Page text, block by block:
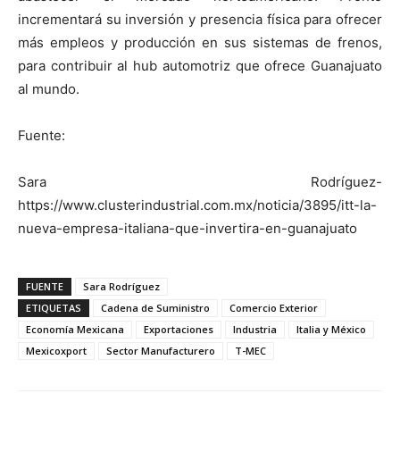
incrementará su inversión y presencia física para ofrecer
más empleos y producción en sus sistemas de frenos,
para contribuir al hub automotriz que ofrece Guanajuato
al mundo.
Fuente:
Sara Rodríguez-
https://www.clusterindustrial.com.mx/noticia/3895/itt-la-
nueva-empresa-italiana-que-invertira-en-guanajuato
FUENTE
Sara Rodríguez
ETIQUETAS
Cadena de Suministro
Comercio Exterior
Economía Mexicana
Exportaciones Industria
Italia y México
Mexicoxport
Sector Manufacturero T-MEC